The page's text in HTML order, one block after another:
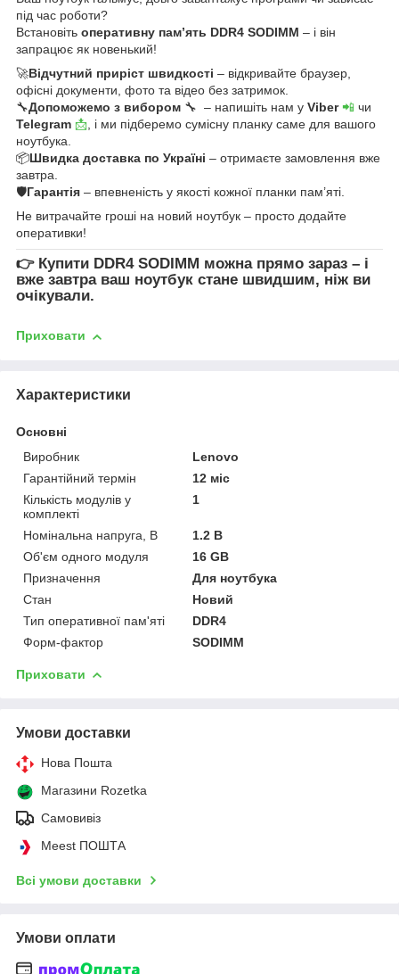
під час роботи?
Встановіть оперативну пам’ять DDR4 SODIMM – і він
запрацює як новенький!
🚀Відчутний приріст швидкості – відкривайте браузер,
офісні документи, фото та відео без затримок.
🔧Допоможемо з вибором 🔧 – напишіть нам у Viber📲 чи
Telegram 📩 , і ми підберемо сумісну планку саме для вашого
ноутбука.
📦Швидка доставка по Україні – отримаєте замовлення вже
завтра.
🛡Гарантія – впевненість у якості кожної планки пам’яті.
Не витрачайте гроші на новий ноутбук – просто додайте
оперативки!
👉 Купити DDR4 SODIMM можна прямо зараз – і
вже завтра ваш ноутбук стане швидшим, ніж ви
очікували.
Приховати
Характеристики
Основні
Виробник
Lenovo
Гарантійний термін
12 міс
Кількість модулів у
комплекті
1
Номінальна напруга, В
1.2 В
Об'єм одного модуля
16 GB
Призначення
Для ноутбука
Стан
Новий
Тип оперативної пам'яті
DDR4
Форм-фактор
SODIMM
Приховати
Умови доставки
Нова Пошта
Магазини Rozetka
Самовивіз
Meest ПОШТА
Всі умови доставки
Умови оплати